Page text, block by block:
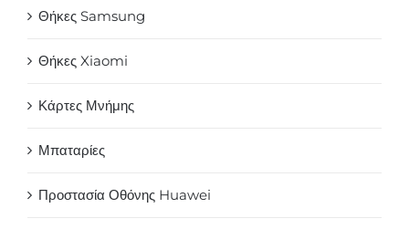
Θήκες Samsung
Θήκες Xiaomi
Κάρτες Μνήμης
Μπαταρίες
Προστασία Οθόνης Huawei